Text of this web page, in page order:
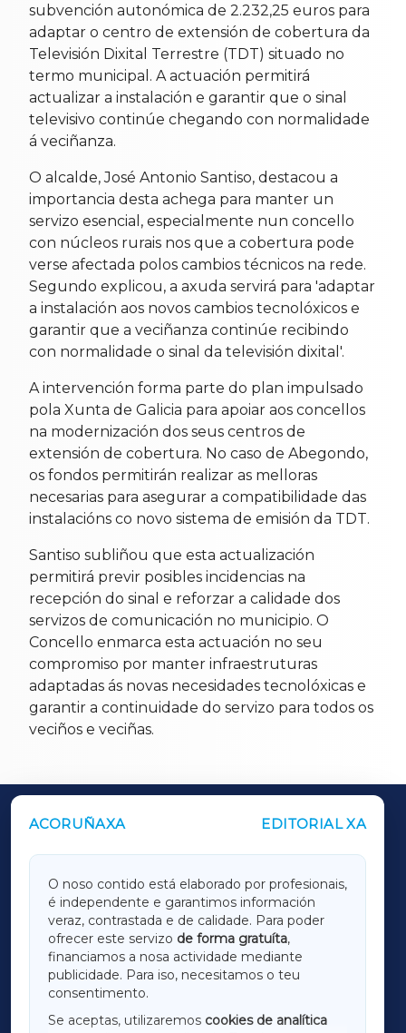
subvención autonómica de 2.232,25 euros para
adaptar o centro de extensión de cobertura da
Televisión Dixital Terrestre (TDT) situado no
termo municipal. A actuación permitirá
actualizar a instalación e garantir que o sinal
televisivo continúe chegando con normalidade
á veciñanza.
O alcalde, José Antonio Santiso, destacou a
importancia desta achega para manter un
servizo esencial, especialmente nun concello
con núcleos rurais nos que a cobertura pode
verse afectada polos cambios técnicos na rede.
Segundo explicou, a axuda servirá para 'adaptar
a instalación aos novos cambios tecnolóxicos e
garantir que a veciñanza continúe recibindo
con normalidade o sinal da televisión dixital'.
A intervención forma parte do plan impulsado
pola Xunta de Galicia para apoiar aos concellos
na modernización dos seus centros de
extensión de cobertura. No caso de Abegondo,
os fondos permitirán realizar as melloras
necesarias para asegurar a compatibilidade das
instalacións co novo sistema de emisión da TDT.
Santiso subliñou que esta actualización
permitirá previr posibles incidencias na
recepción do sinal e reforzar a calidade dos
servizos de comunicación no municipio. O
Concello enmarca esta actuación no seu
compromiso por manter infraestruturas
adaptadas ás novas necesidades tecnolóxicas e
garantir a continuidade do servizo para todos os
veciños e veciñas.
ACORUÑAXA EDITORIAL XA
O noso contido está elaborado por profesionais,
é independente e garantimos información
veraz, contrastada e de calidade. Para poder
ofrecer este servizo de forma gratuíta,
financiamos a nosa actividade mediante
publicidade. Para iso, necesitamos o teu
consentimento.
Se aceptas, utilizaremos cookies de analítica
OUTROS PERIÓDICOS
LUGOXA
TERRACHAXA